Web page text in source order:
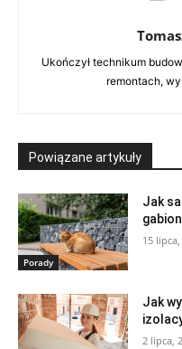
Ukończył technikum
remontach,
Powiązane artykuły
Porady
Jak
15
Jak
2 lipca,